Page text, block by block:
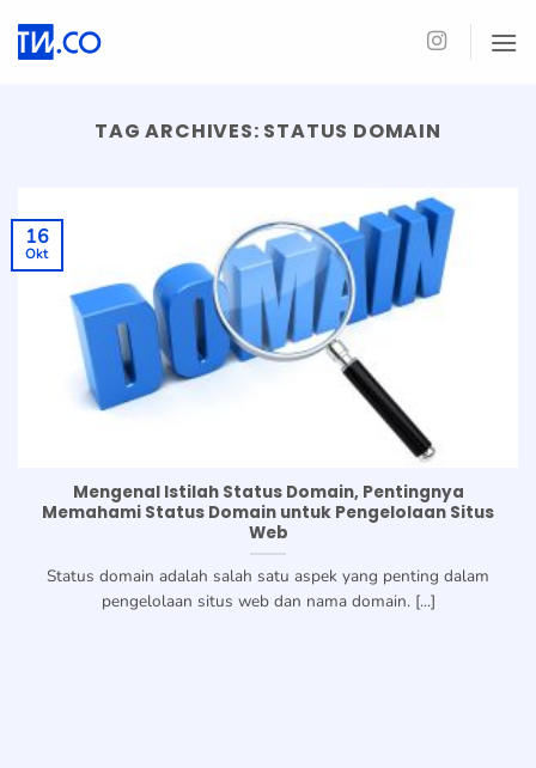
TAG ARCHIVES: STATUS DOMAIN
Mengenal Istilah Status Domain, Pentingnya
Memahami Status Domain untuk Pengelolaan Situs
Web
Status domain adalah salah satu aspek yang penting dalam
pengelolaan situs web dan nama domain. [...]
16
Okt